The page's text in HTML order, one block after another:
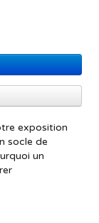
exposition
socle de
un